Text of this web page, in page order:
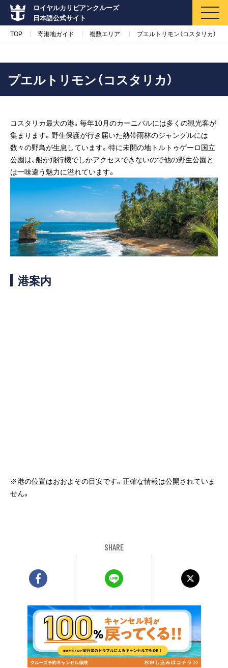
ロイヤルカリビアンクルーズ
日本語公式サイト
マイページ メルマガ登録
クルーズ検索
キャンペーン・特集
クルーズの楽しみ方
船内へようこそ
客船のご案内
寄港地ガイド
トピックス
TOP 寄港地ガイド 複数エリア プエルトリモン（コスタリカ）
プエルトリモン（コスタリカ）
コスタリカ最大の港。毎年10月のカーニバルには多くの観光客が
集まります。野生保護が行き届いた熱帯雨林のジャングルには
数々の野鳥が生息しています。特に未開の地トルトゥゲーロ国立
公園は、船か飛行機でしかアクセスできないので他の野生公園と
は一味違う魅力に溢れています。
港案内
※港の位置はおおよその目安です。正確な情報は公開されていま
せん。
SHARE